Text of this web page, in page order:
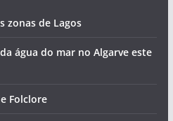
zonas de Lagos
água do mar no Algarve este
Folclore